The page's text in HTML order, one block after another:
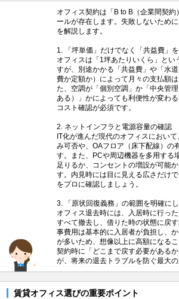
オフィス契約は「B to B（企業間契
ールが存在します。失敗しないため
を解説します。
1. 「坪単価」だけでなく「共益費」
オフィスは「1坪あたりいくら」とい
すが、別途かかる「共益費」や「水
費か定額か）によって月々の支払額
た、空調が「個別空調」か「中央管
ある）」かによっても利便性が変わ
コスト確認が必須です。
2. ネットインフラと電源容量の確認
IT化が進んだ現代のオフィスにおい
み可否や、OAフロア（床下配線）の
す。また、PCや周辺機器を多用する
足りるか、コンセントの増設が可能
す。内見時には目に見える広さだけ
をプロに確認しましょう。
3. 「原状回復義務」の範囲を明確にし
オフィス退去時には、入居時に行っ
すべて撤去し、借りた時の状態に戻
事費用は基本的に入居者が負担し、
が多いため、想像以上に高額になる
契約時に「どこまで戻す必要がある
が、将来の退去トラブルを防ぐ最大の
賃貸オフィス選びの重要ポイント